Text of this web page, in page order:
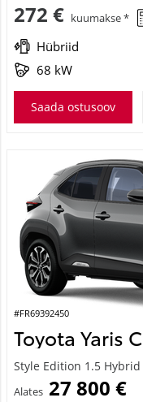
272 € kuumakse *
Hübriid
68 kW
Saada ostusoov
#FR69392450
Toyota Yaris
Style Edition 1.5 Hybrid
Alates 27 800 €